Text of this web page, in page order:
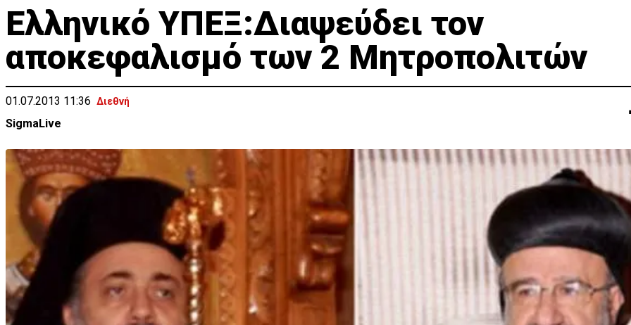
Ελληνικό ΥΠΕΞ:Διαψεύδει τον
αποκεφαλισμό των 2 Μητροπολιτών
01.07.2013 11:36 Διεθνή
SigmaLive